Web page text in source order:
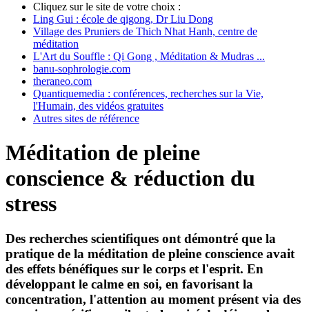
Cliquez sur le site de votre choix :
Ling Gui : école de qigong, Dr Liu Dong
Village des Pruniers de Thich Nhat Hanh, centre de
méditation
L'Art du Souffle : Qi Gong , Méditation & Mudras ...
banu-sophrologie.com
theraneo.com
Quantiquemedia : conférences, recherches sur la Vie,
l'Humain, des vidéos gratuites
Autres sites de référence
Méditation de pleine
conscience & réduction du
stress
Des recherches scientifiques ont démontré que la
pratique de la méditation de pleine conscience avait
des effets bénéfiques sur le corps et l'esprit. En
développant le calme en soi, en favorisant la
concentration, l'attention au moment présent via des